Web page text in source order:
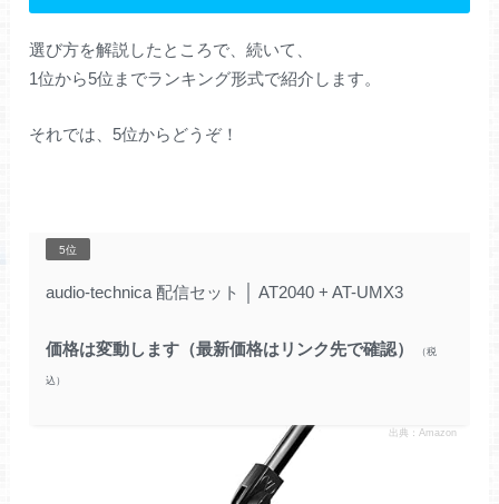
選び方を解説したところで、続いて、
1位から5位までランキング形式で紹介します。
それでは、5位からどうぞ！
5位
audio-technica 配信セット AT2040 + AT-UMX3
価格は変動します（最新価格はリンク先で確認）
出典：Amazon